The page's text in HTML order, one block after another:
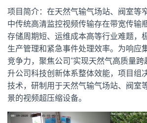
项目简介：在天然气输气场站、阀室等
中传统高清监控视频传输存在带宽传输
存储周期短、运维成本高等行业难题，
生产管理和紧急事件处理效率。为响应
竞争力，聚焦公司“实现天然气高质量跨
升公司科技创新体系整体效能，项目组
技术，研制用于天然气输气场站、阀室
景的视频超压缩设备。